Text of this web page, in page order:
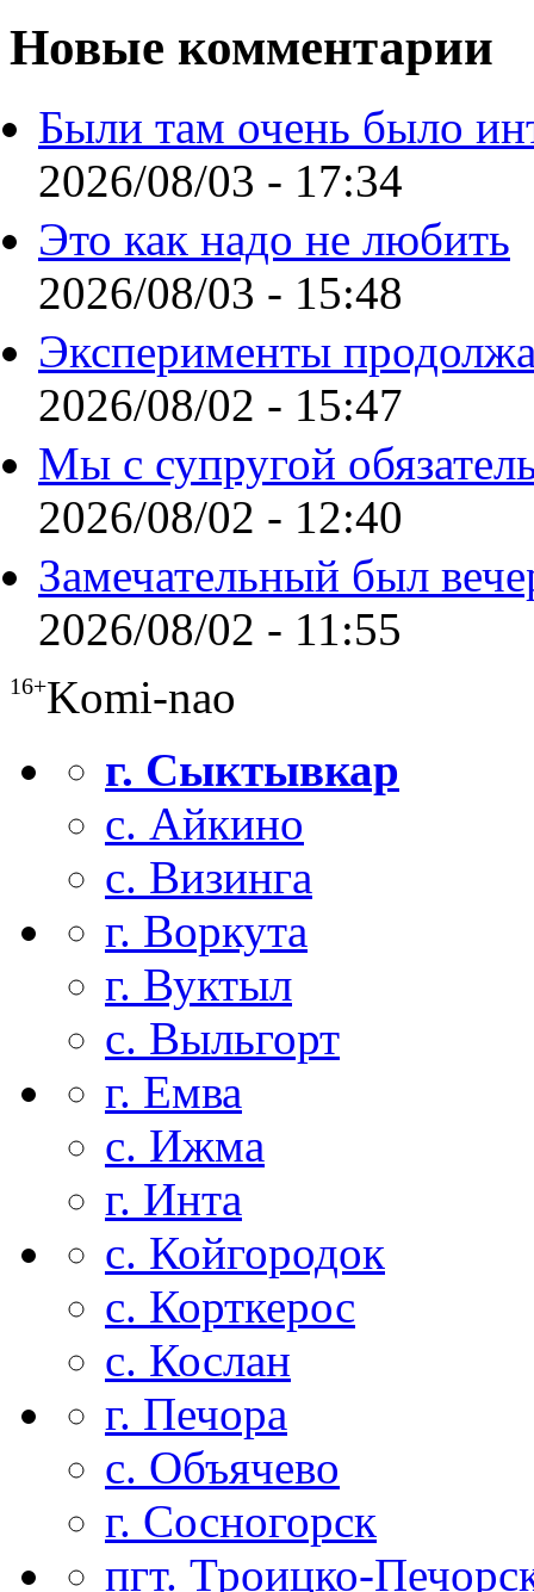
Новые комментарии
Были там очень было
2026/08/03 - 17:34
Это как надо не любить
2026/08/03 - 15:48
Эксперименты
2026/08/02 - 15:47
Мы с супругой
2026/08/02 - 12:40
Замечательный был
2026/08/02 - 11:55
16+Komi-nao
г. Сыктывкар
с. Айкино
с. Визинга
г. Воркута
г. Вуктыл
с. Выльгорт
г. Емва
с. Ижма
г. Инта
с. Койгородок
с. Корткерос
с. Кослан
г. Печора
с. Объячево
г. Сосногорск
пгт. Троицко-